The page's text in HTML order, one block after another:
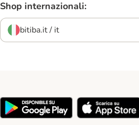
Shop internazionali:
bitiba.it / it